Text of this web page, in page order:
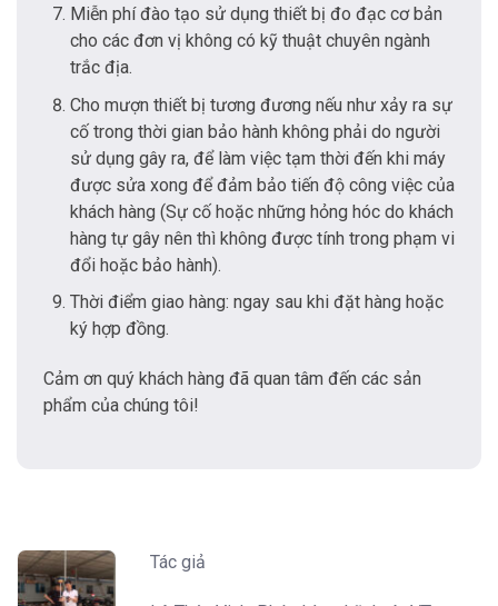
Miễn phí đào tạo sử dụng thiết bị đo đạc cơ bản
cho các đơn vị không có kỹ thuật chuyên ngành
trắc địa.
Cho mượn thiết bị tương đương nếu như xảy ra sự
cố trong thời gian bảo hành không phải do người
sử dụng gây ra, để làm việc tạm thời đến khi máy
được sửa xong để đảm bảo tiến độ công việc của
khách hàng (Sự cố hoặc những hỏng hóc do khách
hàng tự gây nên thì không được tính trong phạm vi
đổi hoặc bảo hành).
Thời điểm giao hàng: ngay sau khi đặt hàng hoặc
ký hợp đồng.
Cảm ơn quý khách hàng đã quan tâm đến các sản
phẩm của chúng tôi!
Tác giả